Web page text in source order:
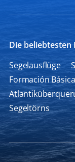
Die beliebtesten
Segelausflüge
Formación
Segeltörns